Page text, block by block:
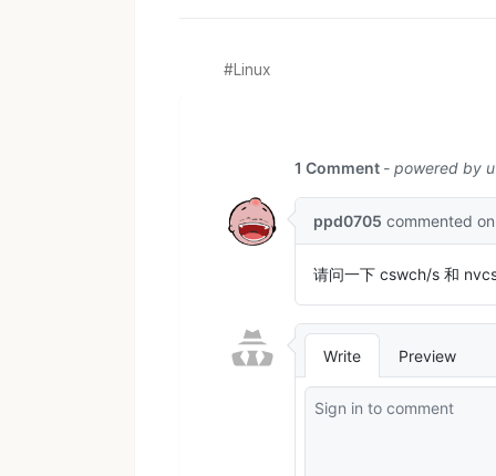
Linux